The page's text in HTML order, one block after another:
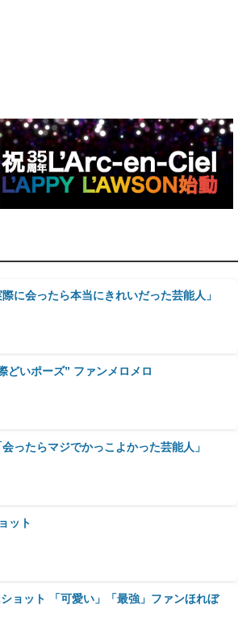
に会ったら本当にきれいだった芸能人」
どいポーズ” ファンメロメロ
ったらマジでかっこよかった芸能人」
ット
ョット 「可愛い」「最強」ファンほれぼ